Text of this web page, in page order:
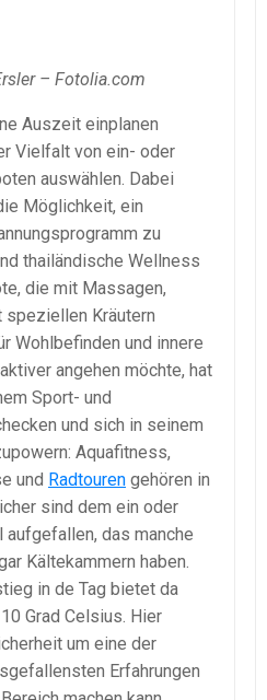
– Fotolia.com
Auszeit einplanen
Vielfalt von ein- oder
auswählen. Dabei
Möglichkeit, ein
zu
thailändische Wellness
die mit Massagen,
speziellen Kräutern
Wohlbefinden und innere
angehen möchte, hat
Sport- und
und sich in seinem
Aquafitness,
und Radtouren gehören in
sind dem ein oder
aufgefallen, das manche
Kältekammern haben.
in de Tag bietet da
Grad Celsius. Hier
um eine der
Erfahrungen